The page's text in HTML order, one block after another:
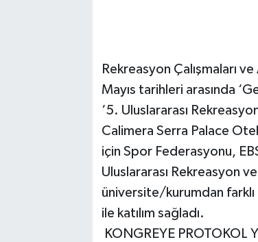
Rekreasyon Çalışmaları
Mayıs tarihleri arasında
‘5. Uluslararası
Calimera Serra Palace
için Spor Federasyonu,
Uluslararası Rekreasyon
üniversite/kurumdan
ile katılım sağladı.
KONGREYE PROTOKOL